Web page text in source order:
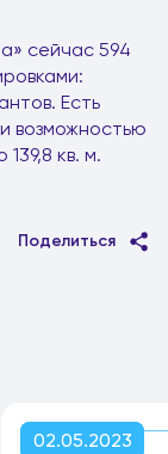
сейчас 594
Есть
возможностью
кв. м.
Поделиться
02.05.2023